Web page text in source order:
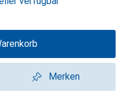
Merken